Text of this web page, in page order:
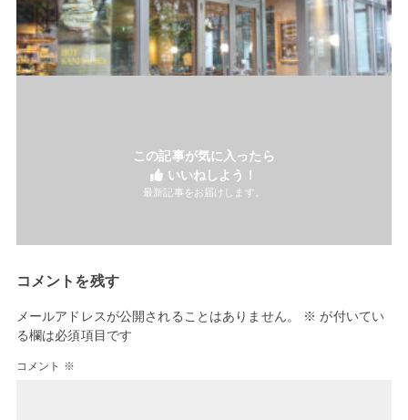
この記事が気に入ったら
いいねしよう！
最新記事をお届けします。
コメントを残す
メールアドレスが公開されることはありません。 ※ が付いてい
る欄は必須項目です
コメント ※